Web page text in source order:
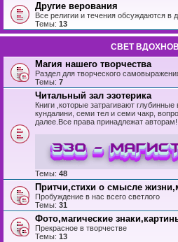
Другие верования
Все религии и течения обсуждаются в
Темы: 13
СВЕТ
Магия нашего творчества
Раздел для творческого
Темы: 7
Читальный зал эзотерика
Книги ,которые затрагивают
кундалини, семи тел и семи чакр,
далее.Все права принадлежат авторам!
Темы: 48
Притчи,стихи о смысле
Пробуждение в нас всего светлого
Темы: 31
Фото,магические
Прекрасное в творчестве
Темы: 13